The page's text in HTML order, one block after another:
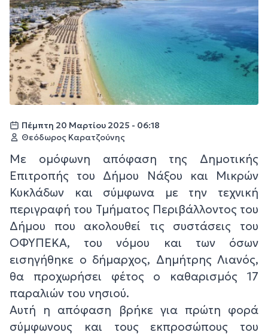
Πέμπτη 20 Μαρτίου 2025 - 06:18
Θεόδωρος Καρατζούνης
Με ομόφωνη απόφαση της Δημοτικής
Επιτροπής του Δήμου Νάξου και Μικρών
Κυκλάδων και σύμφωνα με την τεχνική
περιγραφή του Τμήματος Περιβάλλοντος του
Δήμου που ακολουθεί τις συστάσεις του
ΟΦΥΠΕΚΑ, του νόμου και των όσων
εισηγήθηκε ο δήμαρχος, Δημήτρης Λιανός,
θα προχωρήσει φέτος ο καθαρισμός 17
παραλιών του νησιού.
Αυτή η απόφαση βρήκε για πρώτη φορά
σύμφωνους και τους εκπροσώπους του